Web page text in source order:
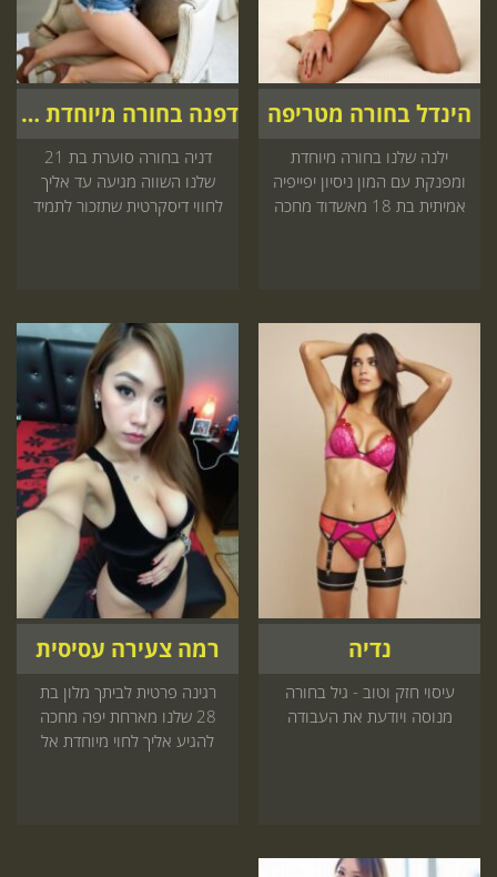
הינדל בחורה מטריפה
ילנה שלנו בחורה מיוחדת
ומפנקת עם המון ניסיון יפייפיה
אמיתית בת 18 מאשדוד מחכה
דפנה בחורה מיוחדת אצלך
דניה בחורה סוערת בת 21
שלנו השווה מגיעה עד אליך
לחווי דיסקרטית שתזכור לתמיד
נדיה
עיסוי חזק וטוב - גיל בחורה
מנוסה ויודעת את העבודה
רמה צעירה עסיסית
רגינה פרטית לביתך מלון בת
28 שלנו מארחת יפה מחכה
להגיע אליך לחוי מיוחדת אל